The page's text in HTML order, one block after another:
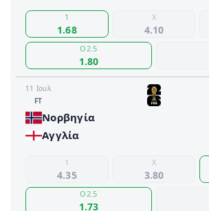
1
1.68
X
4.10
O2.5
1.80
11 Ιουλ
FΤ
Νορβηγία
Αγγλία
1
4.35
X
3.80
O2.5
1.73